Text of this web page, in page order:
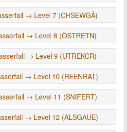
→ Level 7 (CHSEWGÄ)
→ Level 8 (ÖSTRETN)
→ Level 9 (UTREKCR)
→ Level 10 (REENRAT)
→ Level 11 (SNIFERT)
→ Level 12 (ALSGAUE)